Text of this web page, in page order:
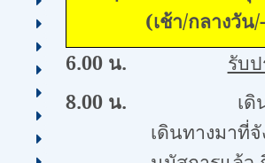
(เช้า/กลางวัน/
6.00 น. รับ
8.00 น. เดินทาง
เดินทางมา